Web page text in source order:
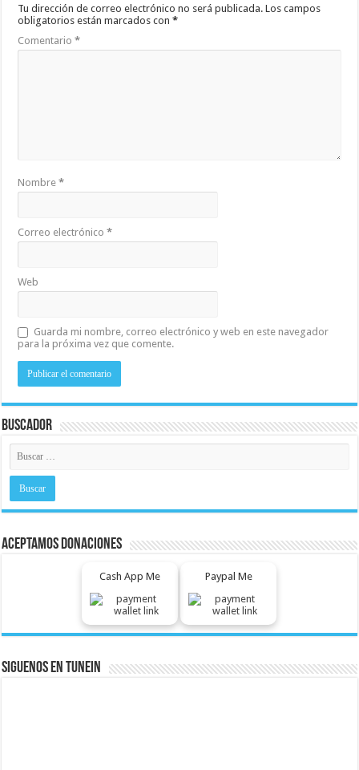
Tu dirección de correo electrónico no será publicada. Los campos
obligatorios están marcados con*
Comentario*
Nombre*
Correo electrónico*
Web
Guarda mi nombre, correo electrónico y web en este navegador
para la próxima vez que comente.
Buscador
Aceptamos Donaciones
Cash App Me Paypal Me
Siguenos En Tunein